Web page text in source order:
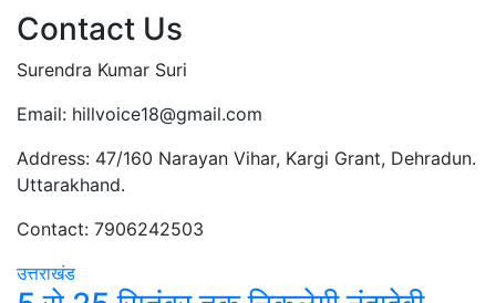
Contact Us
Surendra Kumar Suri
Email: hillvoice18@gmail.com
Address: 47/160 Narayan Vihar, Kargi Grant, Dehradun.
Uttarakhand.
Contact: 7906242503
उत्तराखंड